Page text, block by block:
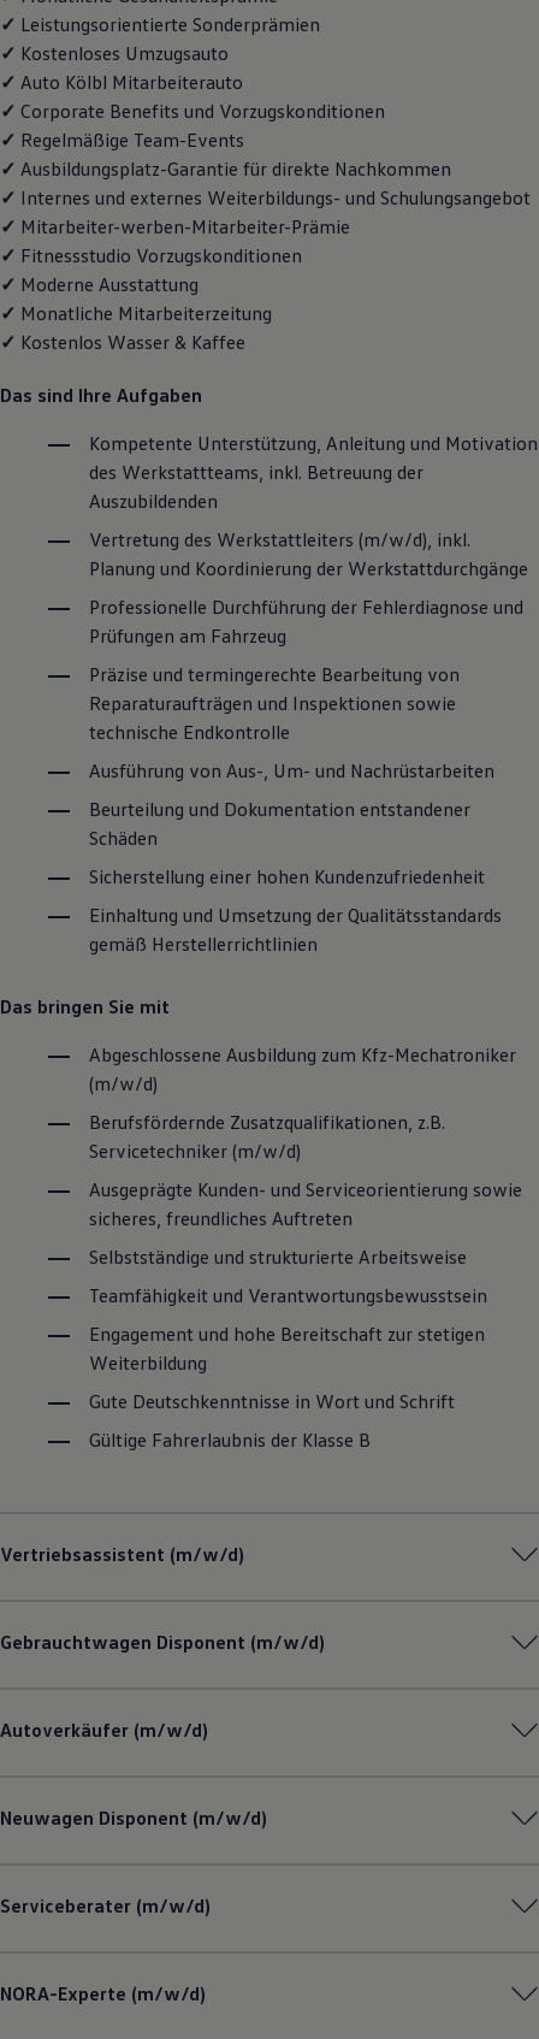
✓ Leistungsorientierte Sonderprämien
✓ Kostenloses Umzugsauto
✓ Auto Kölbl Mitarbeiterauto
✓ Corporate Benefits und Vorzugskonditionen
✓ Regelmäßige Team-Events
✓ Ausbildungsplatz-Garantie für direkte Nachkommen
✓ Internes und externes Weiterbildungs- und Schulungsangebot
✓ Mitarbeiter-werben-Mitarbeiter-Prämie
✓ Fitnessstudio Vorzugskonditionen
✓ Moderne Ausstattung
✓ Monatliche Mitarbeiterzeitung
✓ Kostenlos Wasser & Kaffee
Das sind Ihre Aufgaben
Kompetente Unterstützung, Anleitung und Motivation
des Werkstattteams, inkl. Betreuung der
Auszubildenden
Vertretung des Werkstattleiters (m/w/d), inkl.
Planung und Koordinierung der Werkstattdurchgänge
Professionelle Durchführung der Fehlerdiagnose und
Prüfungen am Fahrzeug
Präzise und termingerechte Bearbeitung von
Reparaturaufträgen und Inspektionen sowie
technische Endkontrolle
Ausführung von Aus-, Um- und Nachrüstarbeiten
Beurteilung und Dokumentation entstandener
Schäden
Sicherstellung einer hohen Kundenzufriedenheit
Einhaltung und Umsetzung der Qualitätsstandards
gemäß Herstellerrichtlinien
Das bringen Sie mit
Abgeschlossene Ausbildung zum Kfz-Mechatroniker
(m/w/d)
Berufsfördernde Zusatzqualifikationen, z.B.
Servicetechniker (m/w/d)
Ausgeprägte Kunden- und Serviceorientierung sowie
sicheres, freundliches Auftreten
Selbstständige und strukturierte Arbeitsweise
Teamfähigkeit und Verantwortungsbewusstsein
Engagement und hohe Bereitschaft zur stetigen
Weiterbildung
Gute Deutschkenntnisse in Wort und Schrift
Gültige Fahrerlaubnis der Klasse B
Vertriebsassistent (m/w/d)
Gebrauchtwagen Disponent (m/w/d)
Autoverkäufer (m/w/d)
Neuwagen Disponent (m/w/d)
Serviceberater (m/w/d)
NORA-Experte (m/w/d)